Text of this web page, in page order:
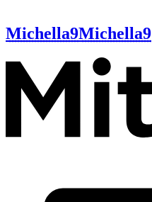
Michella9Michella9